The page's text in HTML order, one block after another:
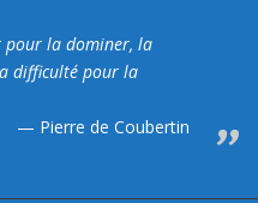
pour la dominer, la
difficulté pour la
Pierre de Coubertin